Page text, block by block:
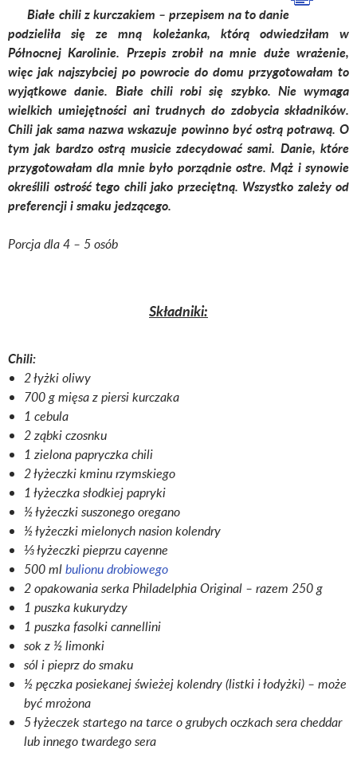
Białe chili z kurczakiem – przepisem na to danie
podzieliła się ze mną koleżanka, którą odwiedziłam w
Północnej Karolinie. Przepis zrobił na mnie duże wrażenie,
więc jak najszybciej po powrocie do domu przygotowałam to
wyjątkowe danie. Białe chili robi się szybko. Nie wymaga
wielkich umiejętności ani trudnych do zdobycia składników.
Chili jak sama nazwa wskazuje powinno być ostrą potrawą. O
tym jak bardzo ostrą musicie zdecydować sami. Danie, które
przygotowałam dla mnie było porządnie ostre. Mąż i synowie
określili ostrość tego chili jako przeciętną. Wszystko zależy od
preferencji i smaku jedzącego.
Porcja dla 4 – 5 osób
Składniki:
Chili:
2 łyżki oliwy
700 g mięsa z piersi kurczaka
1 cebula
2 ząbki czosnku
1 zielona papryczka chili
2 łyżeczki kminu rzymskiego
1 łyżeczka słodkiej papryki
½ łyżeczki suszonego oregano
½ łyżeczki mielonych nasion kolendry
⅓ łyżeczki pieprzu cayenne
500 mlbulionu drobiowego
2 opakowania serka Philadelphia Original – razem 250 g
1 puszka kukurydzy
1 puszka fasolki cannellini
sok z ½ limonki
sól i pieprz do smaku
½ pęczka posiekanej świeżej kolendry (listki i łodyżki) – może
być mrożona
5 łyżeczek startego na tarce o grubych oczkach sera cheddar
lub innego twardego sera